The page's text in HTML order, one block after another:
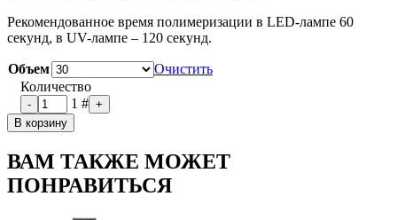
Рекомендованное время полимеризации в LED-лампе 60
секунд, в UV-лампе – 120 секунд.
Объем
Очистить
Количество
- 1 # +
В корзину
ВАМ ТАКЖЕ МОЖЕТ
ПОНРАВИТЬСЯ